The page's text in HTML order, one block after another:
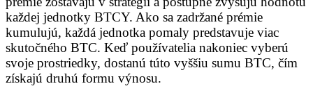
každej jednotky BTCY. Ako sa zadržané prémie
kumulujú, každá jednotka pomaly predstavuje viac
skutočného BTC. Keď používatelia nakoniec vyberú
svoje prostriedky, dostanú túto vyššiu sumu BTC, čím
získajú druhú formu výnosu.